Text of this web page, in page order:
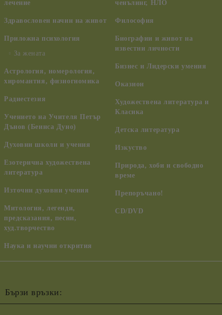
лечение
Здравословен начин на живот
Приложна психология
За жената
Астрология, номерология,
хиромантия, физиогномика
Радиестезия
Учението на Учителя Петър
Дънов (Беинса Дуно)
Духовни школи и учения
Езотерична художествена
литература
Източни духовни учения
Митология, легенди,
предсказания, песни,
худ.творчество
Наука и научни открития
ченълинг, НЛО
Философия
Биографии и живот на
известни личности
Бизнес и Лидерски умения
Оказион
Художествена литература и
Класика
Детска литература
Изкуство
Природа, хоби и свободно
време
Препоръчано!
CD/DVD
Бързи връзки: